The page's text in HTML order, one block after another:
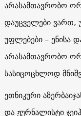
არასამთავრობო
დაუცველები ვართ,
უფლებები – ენისა
არასამთავრობო
სასიცოცხლოდ
ეთნიკური
და ჟურნალისტი